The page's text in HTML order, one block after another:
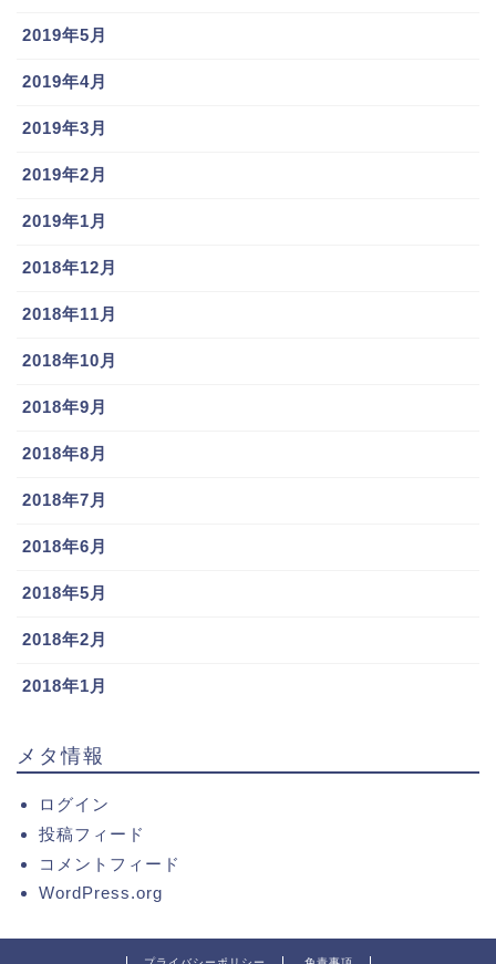
2019年5月
2019年4月
2019年3月
2019年2月
2019年1月
2018年12月
2018年11月
2018年10月
2018年9月
2018年8月
2018年7月
2018年6月
2018年5月
2018年2月
2018年1月
メタ情報
ログイン
投稿フィード
コメントフィード
WordPress.org